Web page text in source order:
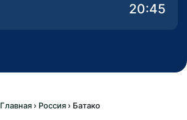
20:45
Главная › Россия › Батако